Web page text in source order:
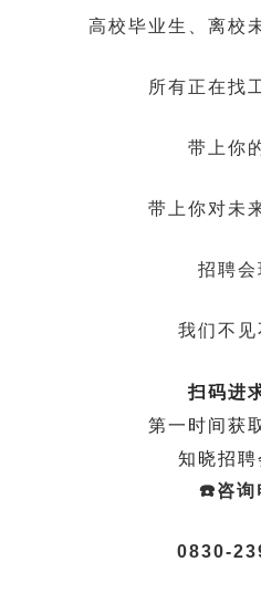
高校毕业生、离校
所有正在找
带上你
带上你对未
招聘会
我们不见
扫码进
第一时间获
知晓招
☎️咨询
0830-2